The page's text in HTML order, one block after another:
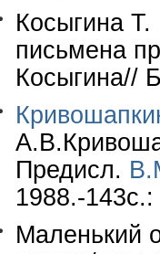
Косыгина
письмена
Косыгина//
Предисл.
1988.-
Маленький